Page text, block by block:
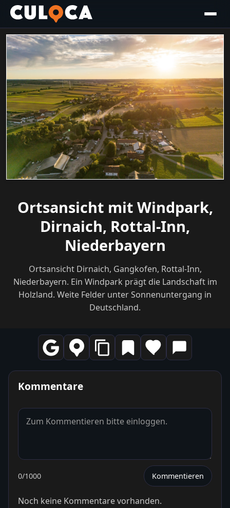
Ortsansicht mit Windpark,
Dirnaich, Rottal-Inn,
Niederbayern
Ortsansicht Dirnaich, Gangkofen, Rottal-Inn,
Niederbayern. Ein Windpark prägt die Landschaft im
Holzland. Weite Felder unter Sonnenuntergang in
Deutschland.
Kommentare
0/1000 Kommentieren
Noch keine Kommentare vorhanden.